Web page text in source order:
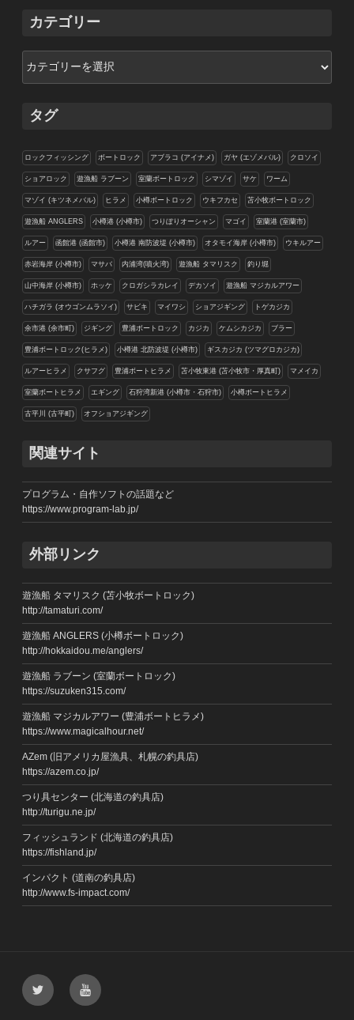
カテゴリー
テ
ゴ
タグ
ロックフィッシング ボートロック アブラコ (アイナメ) ガヤ (エゾメバル) クロソイ
ショアロック 遊漁船 ラブーン 室蘭ボートロック シマゾイ サケ ワーム
マゾイ (キツネメバル) ヒラメ 小樽ボートロック ウキフカセ 苫小牧ボートロック
遊漁船 ANGLERS 小樽港 (小樽市) つりぼりオーシャン マゴイ 室蘭港 (室蘭市)
ルアー 函館港 (函館市) 小樽港 南防波堤 (小樽市) オタモイ海岸 (小樽市) ウキルアー
赤岩海岸 (小樽市) マサバ 内浦湾(噴火湾) 遊漁船 タマリスク 釣り堀
山中海岸 (小樽市) ホッケ クロガシラカレイ デカソイ 遊漁船 マジカルアワー
ハチガラ (オウゴンムラソイ) サビキ マイワシ ショアジギング トゲカジカ
余市港 (余市町) ジギング 豊浦ボートロック カジカ ケムシカジカ ブラー
豊浦ボートロック(ヒラメ) 小樽港 北防波堤 (小樽市) ギスカジカ (ツマグロカジカ)
ルアーヒラメ クサフグ 豊浦ボートヒラメ 苫小牧東港 (苫小牧市・厚真町) マメイカ
室蘭ボートヒラメ エギング 石狩湾新港 (小樽市・石狩市) 小樽ボートヒラメ
古平川 (古平町) オフショアジギング
関連サイト
プログラム・自作ソフトの話題など
https://www.program-lab.jp/
外部リンク
遊漁船 タマリスク (苫小牧ボートロック)
http://tamaturi.com/
遊漁船 ANGLERS (小樽ボートロック)
http://hokkaidou.me/anglers/
遊漁船 ラブーン (室蘭ボートロック)
https://suzuken315.com/
遊漁船 マジカルアワー (豊浦ボートヒラメ)
https://www.magicalhour.net/
AZem (旧アメリカ屋漁具、札幌の釣具店)
https://azem.co.jp/
つり具センター (北海道の釣具店)
http://turigu.ne.jp/
フィッシュランド (北海道の釣具店)
https://fishland.jp/
インパクト (道南の釣具店)
http://www.fs-impact.com/
Twitter YouTube